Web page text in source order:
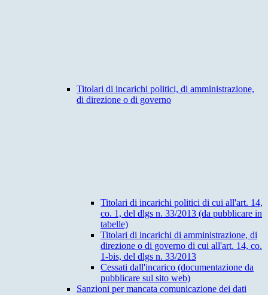
Titolari di incarichi politici, di amministrazione,
di direzione o di governo
Titolari di incarichi politici di cui all'art. 14,
co. 1, del dlgs n. 33/2013 (da pubblicare in
tabelle)
Titolari di incarichi di amministrazione, di
direzione o di governo di cui all'art. 14, co.
1-bis, del dlgs n. 33/2013
Cessati dall'incarico (documentazione da
pubblicare sul sito web)
Sanzioni per mancata comunicazione dei dati